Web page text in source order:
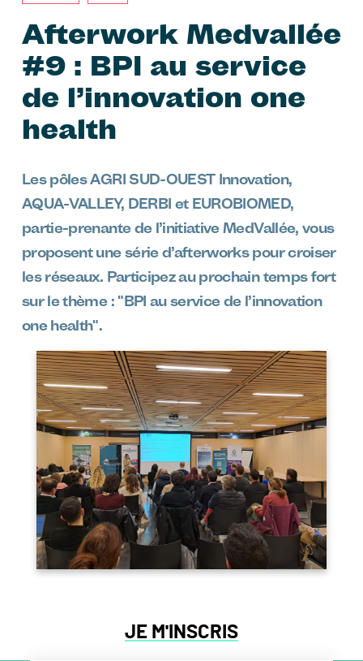
Afterwork Medvallée
#9 : BPI au service
de l’innovation one
health
Les pôles AGRI SUD-OUEST Innovation,
AQUA-VALLEY, DERBI et EUROBIOMED,
partie-prenante de l’initiative MedVallée, vous
proposent une série d’afterworks pour croiser
les réseaux. Participez au prochain temps fort
sur le thème : "BPI au service de l’innovation
one health".
Image
JE M'INSCRIS